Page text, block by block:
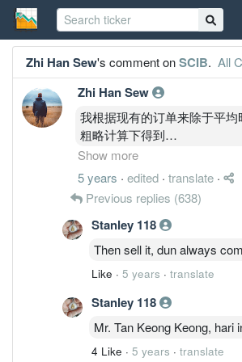
Zhi Han Sew's comment onSCIB. All
Zhi Han Sew
我根据现有的订单来除于平
粗略计算下得到
Month 1-3 的revenue 介于
Month 3-5 的 revenue 介于
以下只是最简单的粗略计算，
4Q2020 Post results investor
1. 3D printing equipment
2. 3D printing tech save a
3. More fund raising exercises
4. A civil and infrastructure
5. Rising in steel price will
6. Current tender amount
7. Karim said he never sold
Show more
5 years · edited · translate ·
Previous replies (638)
Stanley 118
Then sell it, dun always
Like · 5 years · translate
Stanley 118
Mr. Tan Keong Keong, hari
4 Like · 5 years · translate